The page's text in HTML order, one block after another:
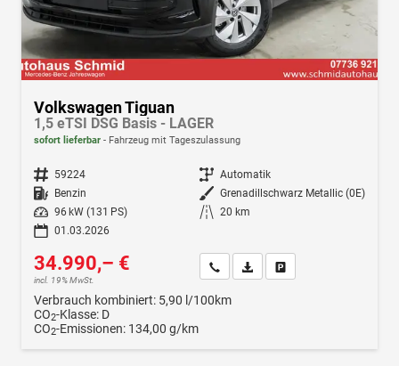
Volkswagen Tiguan
1,5 eTSI DSG Basis - LAGER
sofort lieferbar Fahrzeug mit Tageszulassung
Fahrzeugnr. 59224 Getriebe Automatik
Kraftstoff Benzin Außenfarbe Grenadillschwarz Metallic (0E)
Leistung
96 kW (131 PS) Kilometerstand 20 km
01.03.2026
34.990,– €
incl. 19% MwSt.
Wir rufen Sie anFahrzeugexposé (PDF)
Verbrauch kombiniert: 5,90 l/100km
CO2-Klasse: D
CO2-Emissionen: 134,00 g/km